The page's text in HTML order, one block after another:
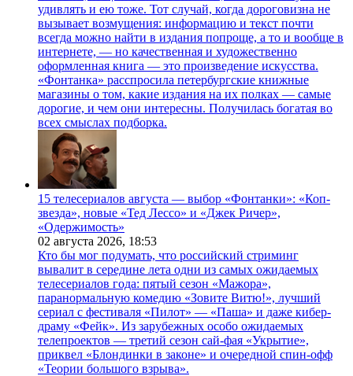
удивлять и ею тоже. Тот случай, когда дороговизна не
вызывает возмущения: информацию и текст почти
всегда можно найти в издания попроще, а то и вообще в
интернете, — но качественная и художественно
оформленная книга — это произведение искусства.
«Фонтанка» расспросила петербургские книжные
магазины о том, какие издания на их полках — самые
дорогие, и чем они интересны. Получилась богатая во
всех смыслах подборка.
15 телесериалов августа — выбор «Фонтанки»: «Коп-
звезда», новые «Тед Лессо» и «Джек Ричер»,
«Одержимость»
02 августа 2026, 18:53
Кто бы мог подумать, что российский стриминг
вывалит в середине лета одни из самых ожидаемых
телесериалов года: пятый сезон «Мажора»,
паранормальную комедию «Зовите Витю!», лучший
сериал с фестиваля «Пилот» — «Паша» и даже кибер-
драму «Фейк». Из зарубежных особо ожидаемых
телепроектов — третий сезон сай-фая «Укрытие»,
приквел «Блондинки в законе» и очередной спин-офф
«Теории большого взрыва».